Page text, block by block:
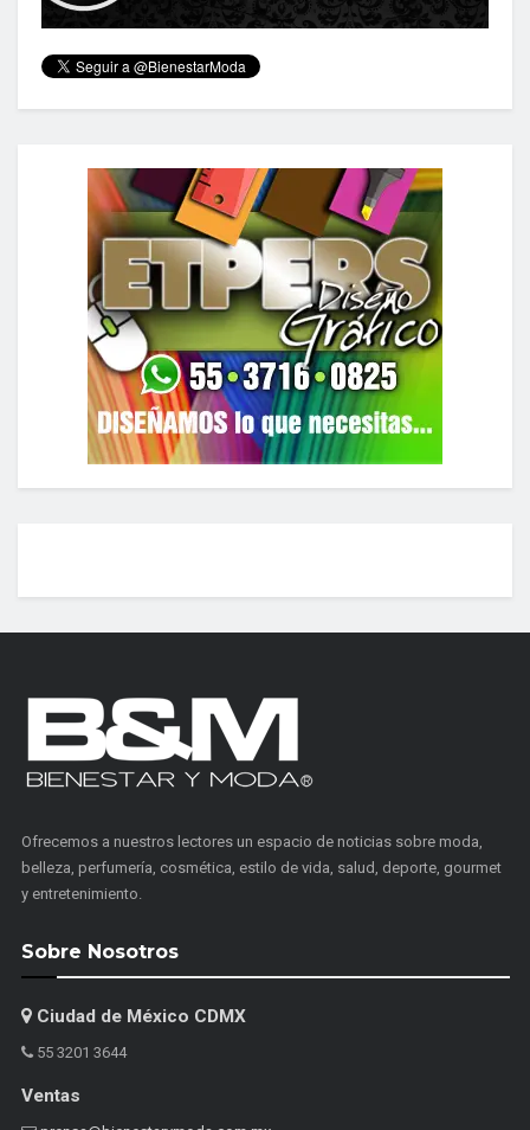
Ofrecemos a nuestros lectores un espacio de noticias sobre moda,
belleza, perfumería, cosmética, estilo de vida, salud, deporte, gourmet
y entretenimiento.
Sobre Nosotros
Ciudad de México CDMX
55 3201 3644
Ventas